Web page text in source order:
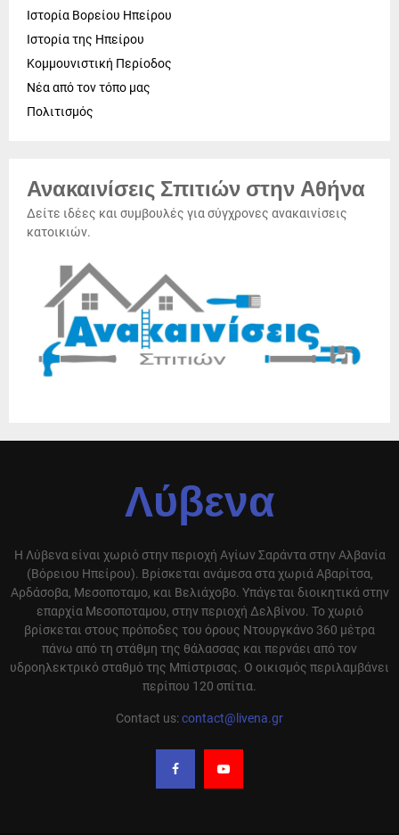
Ιστορία Βορείου Ηπείρου
Ιστορία της Ηπείρου
Κομμουνιστική Περίοδος
Νέα από τον τόπο μας
Πολιτισμός
Ανακαινίσεις Σπιτιών στην Αθήνα
Δείτε ιδέες και συμβουλές για σύγχρονες ανακαινίσεις
κατοικιών.
Λύβενα
Η Λύβενα είναι χωριό στην περιοχή Αγίων Σαράντα στην Αλβανία
(Βόρειου Ηπείρου). Βρίσκεται ανάμεσα στα χωριά Αβαρίτσα,
Αρδάσοβα, Μεσοποταμο, και Βελιάχοβο. Υπάγεται διοικητικά στην
επαρχία Μεσοποταμου, στην περιοχή Δελβίνου. Το χωριό
βρίσκεται στους πρόποδες του όρους Ντουργκάνο 360 μέτρα
πάνω από τη στάθμη της θάλασσας και περνάει από τον
υδροηλεκτρικό σταθμό της Μπίστρισας. Ο οικισμός περιλαμβάνει
περίπου 120 σπίτια.
Contact us:contact@livena.gr